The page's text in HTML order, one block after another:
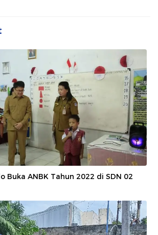
Buka ANBK Tahun 2022 di SDN 02